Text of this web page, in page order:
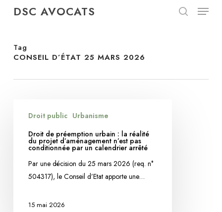
content
DSC AVOCATS Menu
Tag
CONSEIL D’ÉTAT 25 MARS 2026
préemption
urbain
Droit public Urbanisme
Droit de préemption urbain : la réalité
du projet d’aménagement n’est pas
conditionnée par un calendrier arrêté
Par une décision du 25 mars 2026 (req. n°
504317), le Conseil d’Etat apporte une…
15 mai 2026